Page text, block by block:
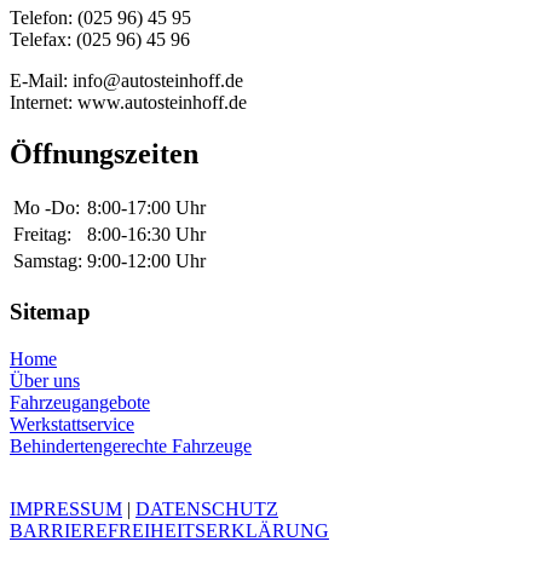
Telefon: (025 96) 45 95
Telefax: (025 96) 45 96
E-Mail: info@autosteinhoff.de
Internet: www.autosteinhoff.de
Öffnungszeiten
Mo -Do: 8:00-17:00 Uhr
Freitag:
8:00-16:30 Uhr
Samstag: 9:00-12:00 Uhr
Sitemap
Home
Über uns
Fahrzeugangebote
Werkstattservice
Behindertengerechte Fahrzeuge
IMPRESSUM | DATENSCHUTZ
BARRIEREFREIHEITSERKLÄRUNG